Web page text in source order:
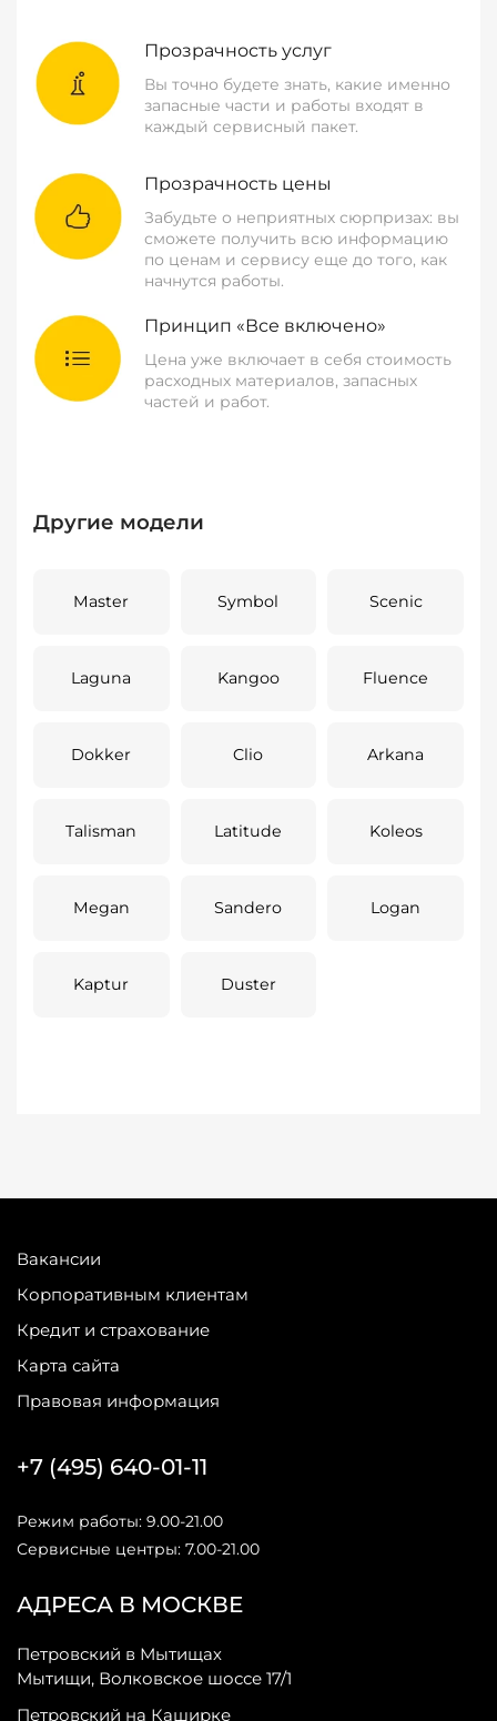
Прозрачность услуг
Вы точно будете знать, какие именно
запасные части и работы входят в
каждый сервисный пакет.
Прозрачность цены
Забудьте о неприятных сюрпризах: вы
сможете получить всю информацию
по ценам и сервису еще до того, как
начнутся работы.
Принцип «Все включено»
Цена уже включает в себя стоимость
расходных материалов, запасных
частей и работ.
Другие модели
Master Symbol Scenic
Laguna Kangoo Fluence
Dokker Clio Arkana
Talisman Latitude Koleos
Megan Sandero Logan
Kaptur Duster
Вакансии
Корпоративным клиентам
Кредит и страхование
Карта сайта
Правовая информация
АДРЕСА В МОСКВЕ
Петровский в Мытищах
Мытищи, Волковское шоссе 17/1
Петровский на Каширке
+7 (495) 640-01-11
Режим работы: 9.00-21.00
Сервисные центры: 7.00-21.00